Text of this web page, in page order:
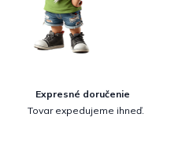
Expresné doručenie
Tovar expedujeme ihneď.